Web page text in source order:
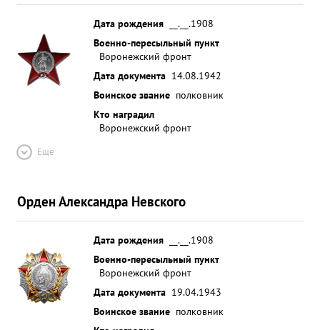
Дата рождения
__.__.1908
Военно-пересыльный пункт
Воронежский фронт
Дата документа 14.08.1942
Воинское звание полковник
Кто наградил
Воронежский фронт
Ещё
Орден Александра Невского
Дата рождения
__.__.1908
Военно-пересыльный пункт
Воронежский фронт
Дата документа 19.04.1943
Воинское звание полковник